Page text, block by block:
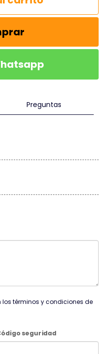
Preguntas
los términos y condiciones de
seguridad